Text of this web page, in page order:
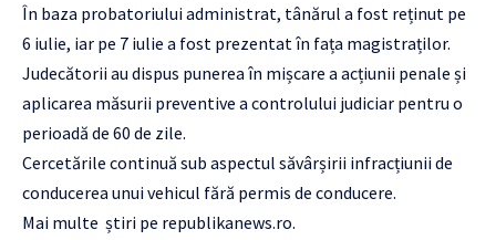
În baza probatoriului administrat, tânărul a fost reținut pe
6 iulie, iar pe 7 iulie a fost prezentat în fața magistraților.
Judecătorii au dispus punerea în mișcare a acțiunii penale și
aplicarea măsurii preventive a controlului judiciar pentru o
perioadă de 60 de zile.
Cercetările continuă sub aspectul săvârșirii infracțiunii de
conducerea unui vehicul fără permis de conducere.
Mai multe știri pe republikanews.ro.